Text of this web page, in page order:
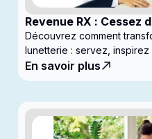
Revenue RX : Cessez
Commencez à
Découvrez comment
lunetterie : servez, inspirez
En savoir plus